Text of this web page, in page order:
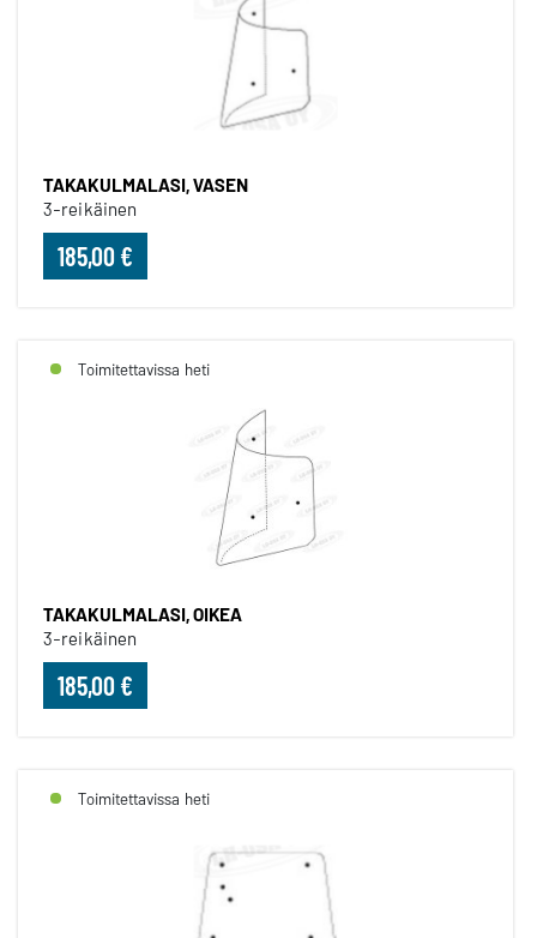
TAKAKULMALASI, VASEN
3-reikäinen
185,00 €
Toimitettavissa heti
TAKAKULMALASI, OIKEA
3-reikäinen
185,00 €
Toimitettavissa heti